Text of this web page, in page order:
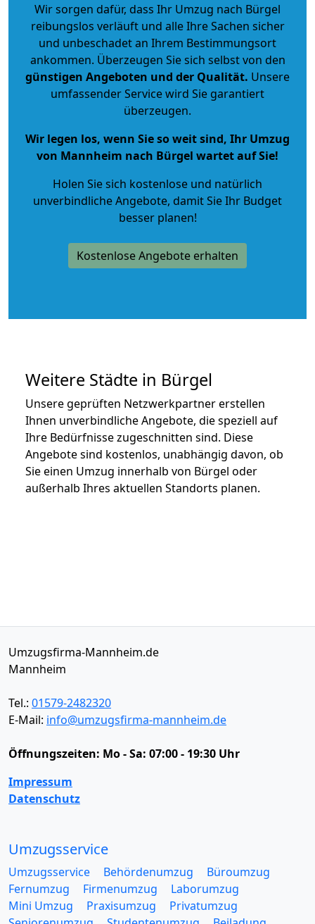
Wir sorgen dafür, dass Ihr Umzug nach Bürgel
reibungslos verläuft und alle Ihre Sachen sicher
und unbeschadet an Ihrem Bestimmungsort
ankommen. Überzeugen Sie sich selbst von den
günstigen Angeboten und der Qualität. Unsere
umfassender Service wird Sie garantiert
überzeugen.
Wir legen los, wenn Sie so weit sind, Ihr Umzug
von Mannheim nach Bürgel wartet auf Sie!
Holen Sie sich kostenlose und natürlich
unverbindliche Angebote, damit Sie Ihr Budget
besser planen!
Kostenlose Angebote erhalten
Weitere Städte in Bürgel
Unsere geprüften Netzwerkpartner erstellen
Ihnen unverbindliche Angebote, die speziell auf
Ihre Bedürfnisse zugeschnitten sind. Diese
Angebote sind kostenlos, unabhängig davon, ob
Sie einen Umzug innerhalb von Bürgel oder
außerhalb Ihres aktuellen Standorts planen.
Umzugsfirma-Mannheim.de
Mannheim
Tel.: 01579-2482320
E-Mail: info@umzugsfirma-mannheim.de
Öffnungszeiten: Mo - Sa: 07:00 - 19:30 Uhr
Impressum
Datenschutz
Umzugsservice
Umzugsservice Behördenumzug
Büroumzug
Fernumzug
Firmenumzug
Laborumzug
Mini Umzug
Praxisumzug
Privatumzug